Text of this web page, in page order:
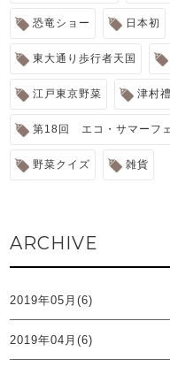
恐竜ショー 日本初
東大通り歩行者天国
江戸東京野菜 津村
第18回 エコ・サマーフ
野菜クイズ 雑貨
ARCHIVE
2019年05月(6)
2019年04月(6)